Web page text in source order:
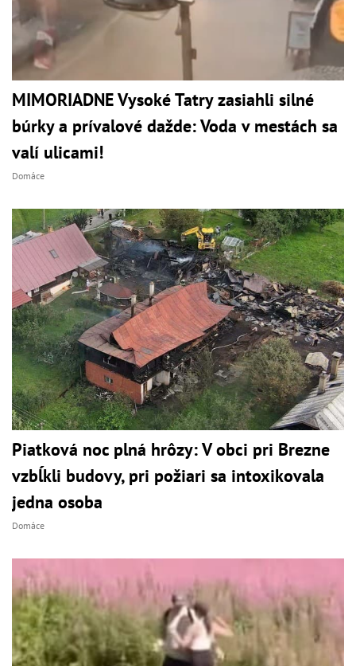
MIMORIADNE Vysoké Tatry zasiahli silné
búrky a prívalové dažde: Voda v mestách sa
valí ulicami!
Domáce
Piatková noc plná hrôzy: V obci pri Brezne
vzbĺkli budovy, pri požiari sa intoxikovala
jedna osoba
Domáce